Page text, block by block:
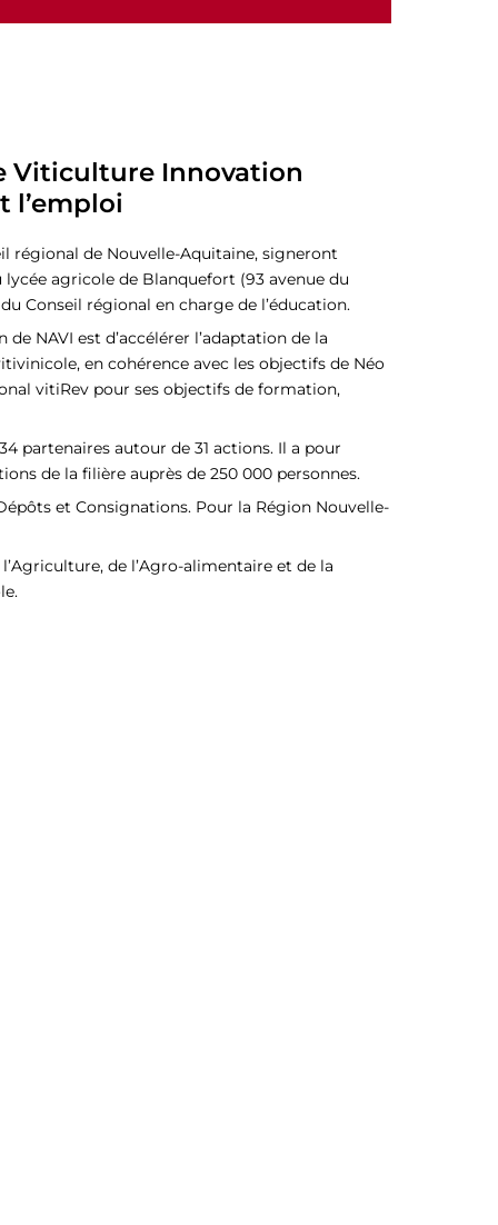
Viticulture Innovation
l’emploi
régional de Nouvelle-Aquitaine, signeront
agricole de Blanquefort (93 avenue du
Conseil régional en charge de l’éducation.
NAVI est d’accélérer l’adaptation de la
en cohérence avec les objectifs de Néo
vitiRev pour ses objectifs de formation,
partenaires autour de 31 actions. Il a pour
de la filière auprès de 250 000 personnes.
et Consignations. Pour la Région Nouvelle-
de l’Agro-alimentaire et de la